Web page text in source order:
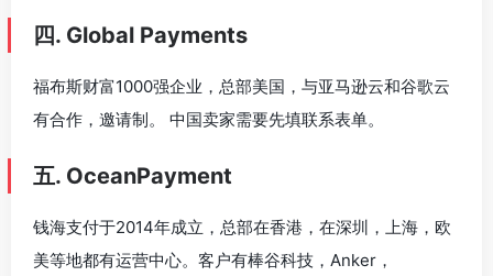
四. Global Payments
福布斯财富1000强企业，总部美国，与亚马逊云和谷歌云
有合作，邀请制。 中国卖家需要先填联系表单。
五. OceanPayment
钱海支付于2014年成立，总部在香港，在深圳，上海，欧
美等地都有运营中心。客户有棒谷科技，Anker，